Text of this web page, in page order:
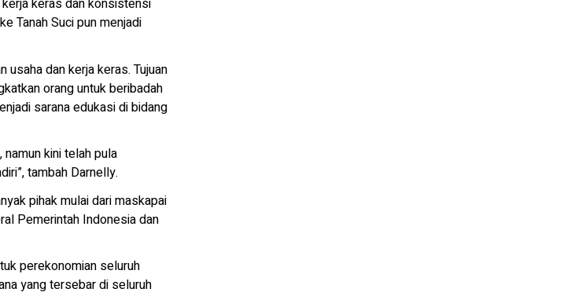
keras dan konsistensi
Tanah Suci pun menjadi
dan kerja keras. Tujuan
orang untuk beribadah
sarana edukasi di bidang
kini telah pula
tambah Darnelly.
pihak mulai dari maskapai
Pemerintah Indonesia dan
perekonomian seluruh
yang tersebar di seluruh